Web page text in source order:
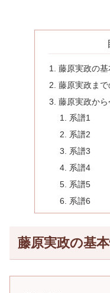
藤原実政の基
藤原実政ま
藤原実政か
系譜1
系譜2
系譜3
系譜4
系譜5
系譜6
藤原実政の基